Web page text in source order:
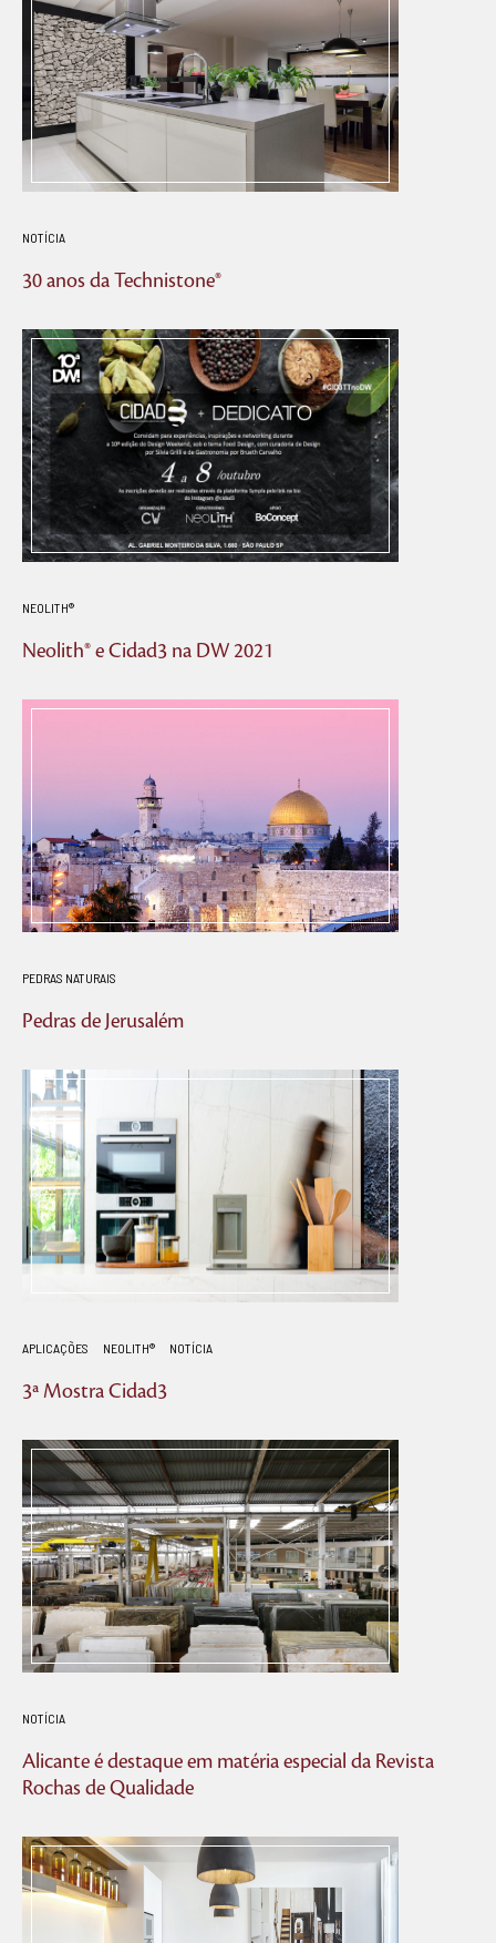
NOTÍCIA
30 anos da Technistone®
NEOLITH®
Neolith® e Cidad3 na DW 2021
PEDRAS NATURAIS
Pedras de Jerusalém
APLICAÇÕES NEOLITH® NOTÍCIA
3ª Mostra Cidad3
NOTÍCIA
Alicante é destaque em matéria especial da Revista
Rochas de Qualidade